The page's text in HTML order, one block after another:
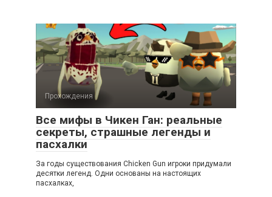
Прохождения
Все мифы в Чикен Ган: реальные
секреты, страшные легенды и
пасхалки
За годы существования Chicken Gun игроки придумали
десятки легенд. Одни основаны на настоящих
пасхалках,